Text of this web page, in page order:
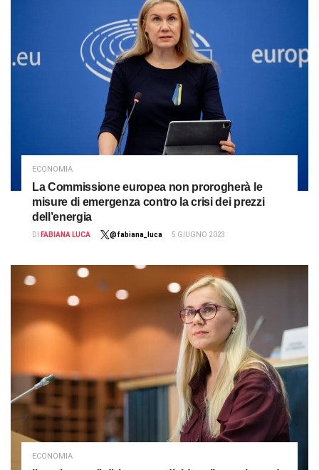
ECONOMIA
La Commissione europea non prorogherà le
misure di emergenza contro la crisi dei prezzi
dell’energia
DI FABIANA LUCA @fabiana_luca 5 GIUGNO 2023
ECONOMIA